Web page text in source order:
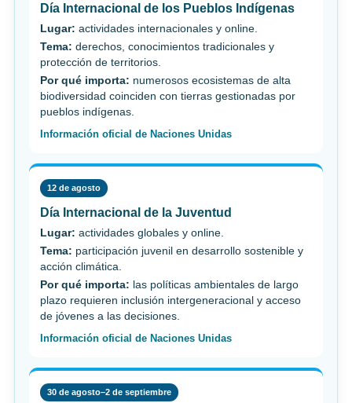
Día Internacional de los Pueblos Indígenas
Lugar: actividades internacionales y online.
Tema: derechos, conocimientos tradicionales y
protección de territorios.
Por qué importa: numerosos ecosistemas de alta
biodiversidad coinciden con tierras gestionadas por
pueblos indígenas.
Información oficial de Naciones Unidas
12 de agosto
Día Internacional de la Juventud
Lugar: actividades globales y online.
Tema: participación juvenil en desarrollo sostenible y
acción climática.
Por qué importa: las políticas ambientales de largo
plazo requieren inclusión intergeneracional y acceso
de jóvenes a las decisiones.
Información oficial de Naciones Unidas
30 de agosto–2 de septiembre